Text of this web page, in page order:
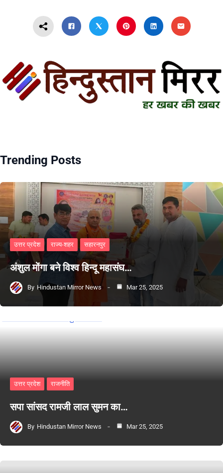
Trending Posts
उत्तर प्रदेश राज्य-शहर सहारनपुर
अंशुल मोंगा बने विश्व हिन्दू महासंघ…
By Hindustan Mirror News Mar 25, 2025
उत्तर प्रदेश राजनीति
सपा सांसद रामजी लाल सुमन का…
By Hindustan Mirror News Mar 25, 2025